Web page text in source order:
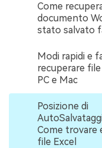
Come
documento
stato salvato
Modi rapidi e
recuperare
PC e Mac
Posizione di
Come trovare
file Excel